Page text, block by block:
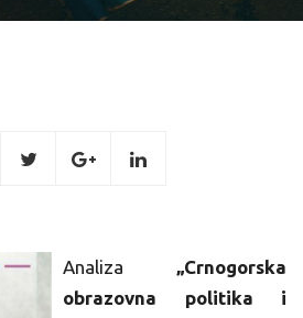
Analiza „Crnogorska
obrazovna politika i